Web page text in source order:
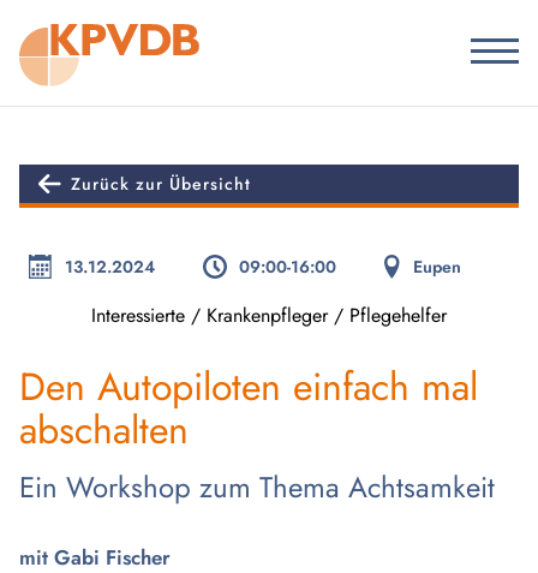
Zurück zur Übersicht
13.12.2024 09:00-16:00 Eupen
Interessierte / Krankenpfleger / Pflegehelfer
Den Autopiloten einfach mal
abschalten
Ein Workshop zum Thema Achtsamkeit
mit Gabi Fischer